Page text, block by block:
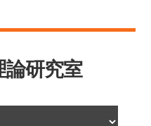
論研究室